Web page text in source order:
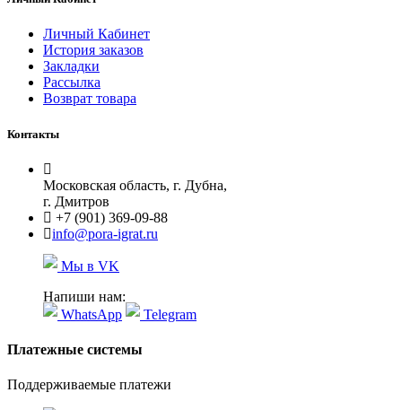
Личный Кабинет
История заказов
Закладки
Рассылка
Возврат товара
Контакты
Московская область, г. Дубна,
г. Дмитров
+7 (901) 369-09-88
info@pora-igrat.ru
Мы в VK
Напиши нам:
WhatsApp
Telegram
Платежные системы
Поддерживаемые платежи